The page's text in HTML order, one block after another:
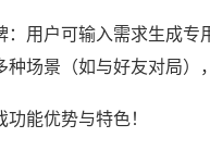
：用户可输入需求生成专
种场景（如与好友对局）
能优势与特色！